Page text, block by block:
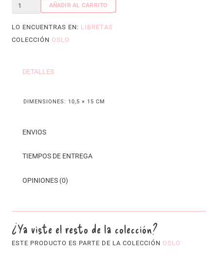
Libreta
Notas
Oslo
cantidad
AÑADIR AL CARRITO
LO ENCUENTRAS EN: LIBRETAS
COLECCIÓN OSLO
DETALLES
DIMENSIONES: 10,5 × 15 CM
ENVIOS
TIEMPOS DE ENTREGA
OPINIONES (0)
¿Ya viste el resto de la colección?
ESTE PRODUCTO ES PARTE DE LA COLECCIÓN OSLO